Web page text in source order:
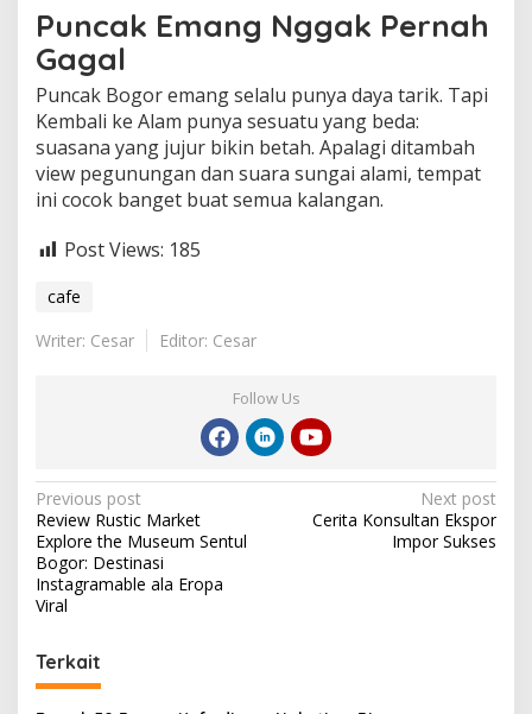
Puncak Emang Nggak Pernah
Gagal
Puncak Bogor emang selalu punya daya tarik. Tapi
Kembali ke Alam punya sesuatu yang beda:
suasana yang jujur bikin betah. Apalagi ditambah
view pegunungan dan suara sungai alami, tempat
ini cocok banget buat semua kalangan.
Post Views: 185
cafe
Writer: Cesar
Editor: Cesar
Follow Us
Post
navigation
Previous post
Review Rustic Market
Explore the Museum Sentul
Bogor: Destinasi
Instagramable ala Eropa
Viral
Next post
Cerita Konsultan Ekspor
Impor Sukses
Terkait